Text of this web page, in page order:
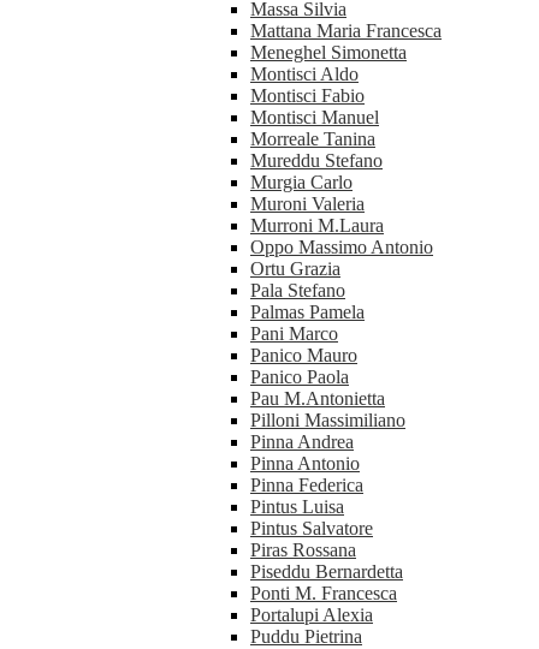
Massa Silvia
Mattana Maria Francesca
Meneghel Simonetta
Montisci Aldo
Montisci Fabio
Montisci Manuel
Morreale Tanina
Mureddu Stefano
Murgia Carlo
Muroni Valeria
Murroni M.Laura
Oppo Massimo Antonio
Ortu Grazia
Pala Stefano
Palmas Pamela
Pani Marco
Panico Mauro
Panico Paola
Pau M.Antonietta
Pilloni Massimiliano
Pinna Andrea
Pinna Antonio
Pinna Federica
Pintus Luisa
Pintus Salvatore
Piras Rossana
Piseddu Bernardetta
Ponti M. Francesca
Portalupi Alexia
Puddu Pietrina